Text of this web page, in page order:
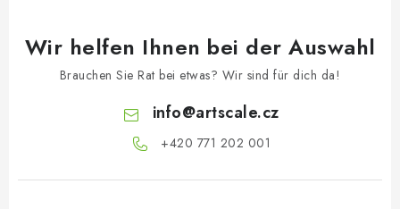
Wir helfen Ihnen bei der Auswahl
Brauchen Sie Rat bei etwas? Wir sind für dich da!
info@artscale.cz
+420 771 202 001​